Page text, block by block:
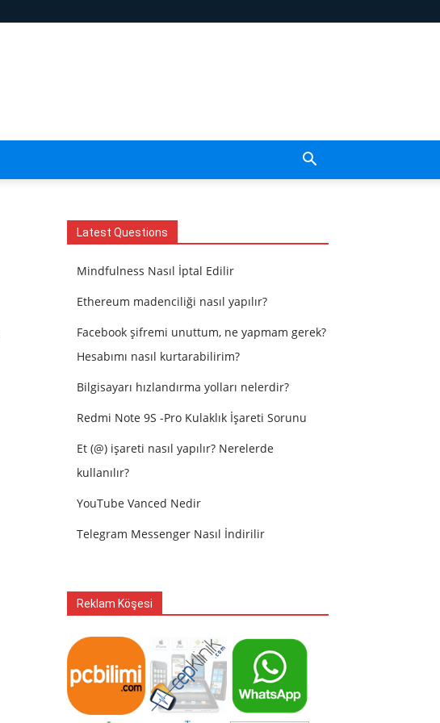
Latest Questions
Mindfulness Nasıl İptal Edilir
Ethereum madenciliği nasıl yapılır?
Facebook şifremi unuttum, ne yapmam gerek?
Hesabımı nasıl kurtarabilirim?
Bilgisayarı hızlandırma yolları nelerdir?
Redmi Note 9S -Pro Kulaklık İşareti Sorunu
Et (@) işareti nasıl yapılır? Nerelerde
kullanılır?
YouTube Vanced Nedir
Telegram Messenger Nasıl İndirilir
Reklam Köşesi